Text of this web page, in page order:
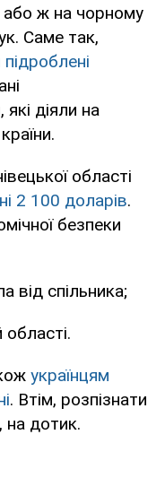
або ж на чорному
Саме так,
діяли на
області
2 100 доларів.
безпеки
від спільника;
області.
українцям
. Втім, розпізнати
дотик.